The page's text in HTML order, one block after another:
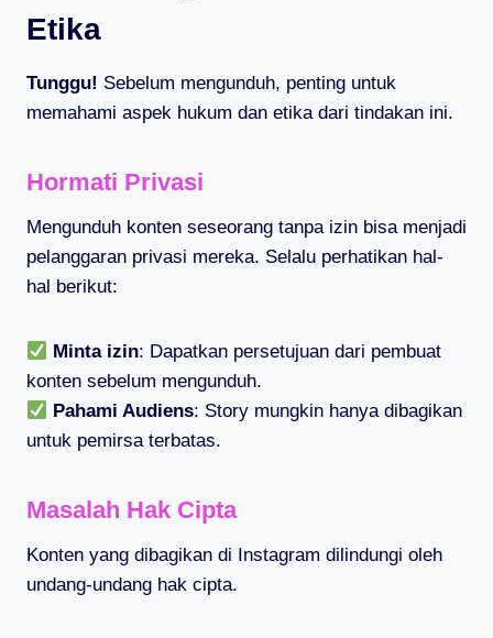
Etika
Tunggu! Sebelum mengunduh, penting untuk
memahami aspek hukum dan etika dari tindakan ini.
Hormati Privasi
Mengunduh konten seseorang tanpa izin bisa menjadi
pelanggaran privasi mereka. Selalu perhatikan hal-
hal berikut:
Minta izin: Dapatkan persetujuan dari pembuat
konten sebelum mengunduh.
Pahami Audiens: Story mungkin hanya dibagikan
untuk pemirsa terbatas.
Masalah Hak Cipta
Konten yang dibagikan di Instagram dilindungi oleh
undang-undang hak cipta.